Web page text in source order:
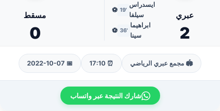
عبري
2
ايسدراس
سيلفا
'19
⚽
ابراهيما
سينا
'36
⚽
مسقط
0
🏟️ مجمع عبري الرياضي ⏰ 17:10
📅 2022-10-07
شارك النتيجة عبر واتساب